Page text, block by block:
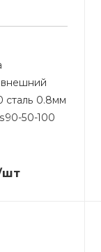
внешний
сталь 0.8мм
50-100